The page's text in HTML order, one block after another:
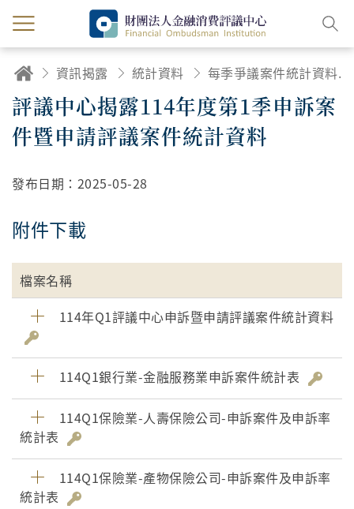
資訊揭露 統計資料 每季爭議案件統計資料及統計說明
評議中心揭露114年度第1季申訴案
件暨申請評議案件統計資料
發布日期： 2025-05-28
附件下載
檔案名稱
114年Q1評議中心申訴暨申請評議案件統計資料
114Q1銀行業-金融服務業申訴案件統計表
114Q1保險業-人壽保險公司-申訴案件及申訴率
統計表
114Q1保險業-產物保險公司-申訴案件及申訴率
統計表